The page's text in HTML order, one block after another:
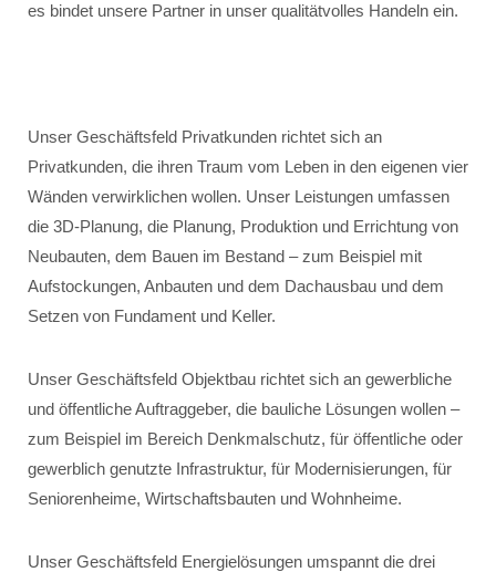
es bindet unsere Partner in unser qualitätvolles Handeln ein.
Unser Geschäftsfeld Privatkunden richtet sich an
Privatkunden, die ihren Traum vom Leben in den eigenen vier
Wänden verwirklichen wollen. Unser Leistungen umfassen
die 3D-Planung, die Planung, Produktion und Errichtung von
Neubauten, dem Bauen im Bestand – zum Beispiel mit
Aufstockungen, Anbauten und dem Dachausbau und dem
Setzen von Fundament und Keller.
Unser Geschäftsfeld Objektbau richtet sich an gewerbliche
und öffentliche Auftraggeber, die bauliche Lösungen wollen –
zum Beispiel im Bereich Denkmalschutz, für öffentliche oder
gewerblich genutzte Infrastruktur, für Modernisierungen, für
Seniorenheime, Wirtschaftsbauten und Wohnheime.
Unser Geschäftsfeld Energielösungen umspannt die drei